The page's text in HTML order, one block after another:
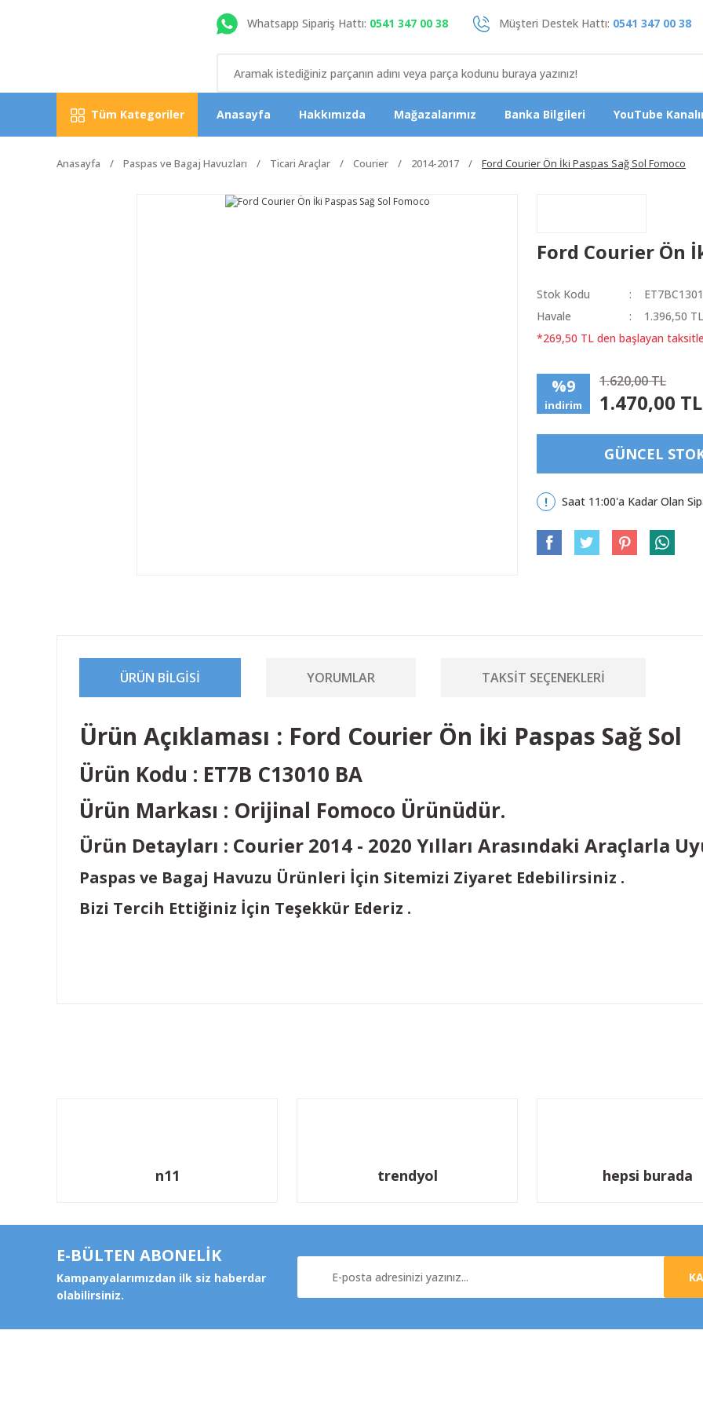
Whatsapp Sipariş Hattı: 0541 347 00 38 Müşteri Destek Hattı: 0541 347 00 38
Tüm Kategoriler Anasayfa Hakkımızda Mağazalarımız Banka Bilgileri YouTube
Anasayfa Paspas ve Bagaj Havuzları Ticari Araçlar Courier 2014-2017 Ford Courier Ön İki Paspas Sağ Sol Fomoco
Ford Courier Ön
Stok Kodu
Havale
1.396,50
*269,50 TL den başlayan
%9
indirim
1.620,00 TL
1.470,00 TL
GÜNCEL
Saat 11:00'a Kadar Olan
ÜRÜN BILGISI YORUMLAR TAKSIT SEÇENEKLERI
Ürün Açıklaması : Ford Courier Ön İki Paspas Sağ Sol
Ürün Kodu : ET7B C13010 BA
Ürün Markası : Orijinal Fomoco Ürünüdür.
Ürün Detayları : Courier 2014 - 2020 Yılları Arasındaki Araçlarla
Paspas ve Bagaj Havuzu Ürünleri İçin Sitemizi Ziyaret Edebilirsiniz .
Bizi Tercih Ettiğiniz İçin Teşekkür Ederiz .
n11 trendyol hepsi burada
E-BÜLTEN ABONELİK
Kampanyalarımızdan ilk siz haberdar
olabilirsiniz.